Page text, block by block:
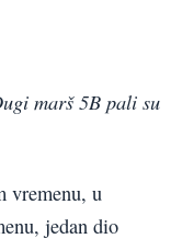
marš 5B pali su
vremenu, u
jedan dio